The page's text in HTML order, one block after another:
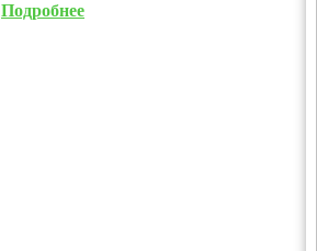
Подробнее